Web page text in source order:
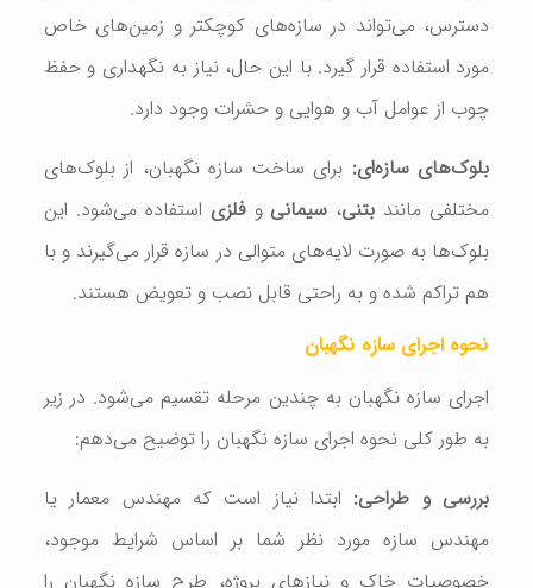
دسترس، می‌تواند در سازه‌های کوچکتر و زمین‌های خاص
مورد استفاده قرار گیرد. با این حال، نیاز به نگهداری و حفظ
چوب از عوامل آب و هوایی و حشرات وجود دارد.
بلوک‌های سازه‌ای: برای ساخت سازه نگهبان، از بلوک‌های
مختلفی مانند بتنی، سیمانی وفلزی استفاده می‌شود. این
بلوک‌ها به صورت لایه‌های متوالی در سازه قرار می‌گیرند و با
هم تراکم شده و به راحتی قابل نصب و تعویض هستند.
نحوه اجرای سازه نگهبان
اجرای سازه نگهبان به چندین مرحله تقسیم می‌شود. در زیر
به طور کلی نحوه اجرای سازه نگهبان را توضیح می‌دهم:
بررسی و طراحی: ابتدا نیاز است که مهندس معمار یا
مهندس سازه مورد نظر شما بر اساس شرایط موجود،
خصوصیات خاک و نیازهای پروژه، طرح سازه نگهبان را